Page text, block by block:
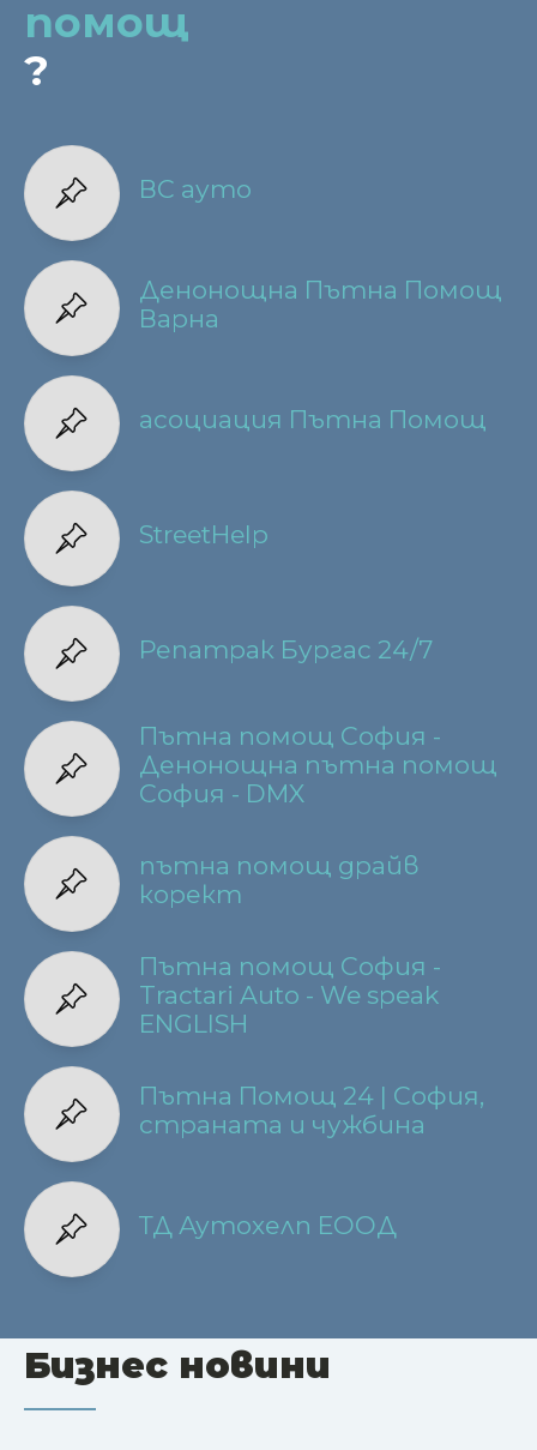
помощ
?
ВС ауто
Денонощна Пътна Помощ
Варна
асоциация Пътна Помощ
StreetHelp
Репатрак Бургас 24/7
Пътна помощ София -
Денонощна пътна помощ
София - DMX
пътна помощ драйв
корект
Пътна помощ София -
Tractari Auto - We speak
ENGLISH
Пътна Помощ 24 | София,
страната и чужбина
ТД Аутохелп ЕООД
Бизнес новини